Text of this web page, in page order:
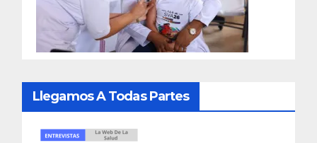
Llegamos A Todas Partes